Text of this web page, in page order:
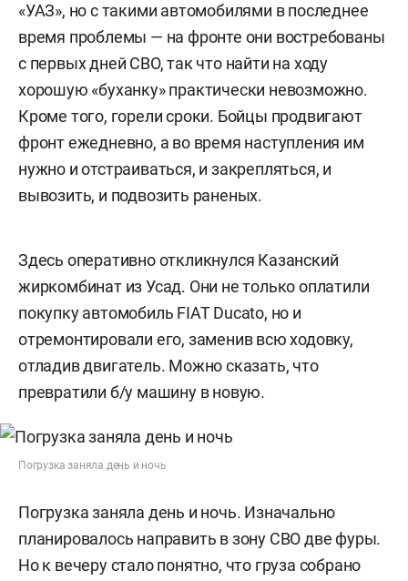
«УАЗ», но с такими автомобилями в последнее
время проблемы — на фронте они востребованы
с первых дней СВО, так что найти на ходу
хорошую «буханку» практически невозможно.
Кроме того, горели сроки. Бойцы продвигают
фронт ежедневно, а во время наступления им
нужно и отстраиваться, и закрепляться, и
вывозить, и подвозить раненых.
Здесь оперативно откликнулся Казанский
жиркомбинат из Усад. Они не только оплатили
покупку автомобиль FIAT Ducato, но и
отремонтировали его, заменив всю ходовку,
отладив двигатель. Можно сказать, что
превратили б/у машину в новую.
Погрузка заняла день и ночь
Погрузка заняла день и ночь. Изначально
планировалось направить в зону СВО две фуры.
Но к вечеру стало понятно, что груза собрано